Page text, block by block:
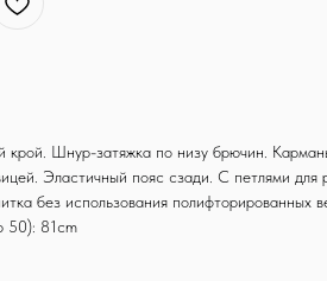
Шнур-затяжка по низу брючин.
Эластичный пояс сзади. С петлями для
без использования полифторированных
50): 81cm